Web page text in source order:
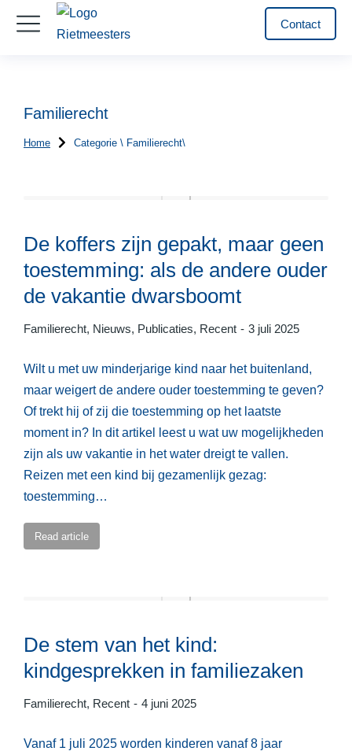
Contact
Familierecht
Je bent hier:
Home Categorie \ Familierecht\
De koffers zijn gepakt, maar geen
toestemming: als de andere ouder
de vakantie dwarsboomt
Familierecht, Nieuws, Publicaties, Recent 3 juli 2025
Wilt u met uw minderjarige kind naar het buitenland,
maar weigert de andere ouder toestemming te geven?
Of trekt hij of zij die toestemming op het laatste
moment in? In dit artikel leest u wat uw mogelijkheden
zijn als uw vakantie in het water dreigt te vallen.
Reizen met een kind bij gezamenlijk gezag:
toestemming…
Read article
De stem van het kind:
kindgesprekken in familiezaken
Familierecht, Recent 4 juni 2025
Vanaf 1 juli 2025 worden kinderen vanaf 8 jaar